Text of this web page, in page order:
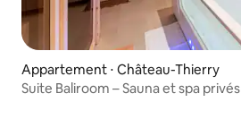
Appartement ⋅ Château-Thierry
Suite Baliroom – Sauna et spa privés